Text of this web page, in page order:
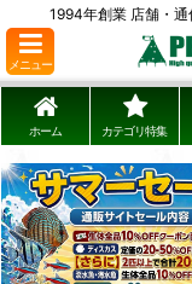
1994年創業 店舗・
メニュー
ホーム カテゴリ特集